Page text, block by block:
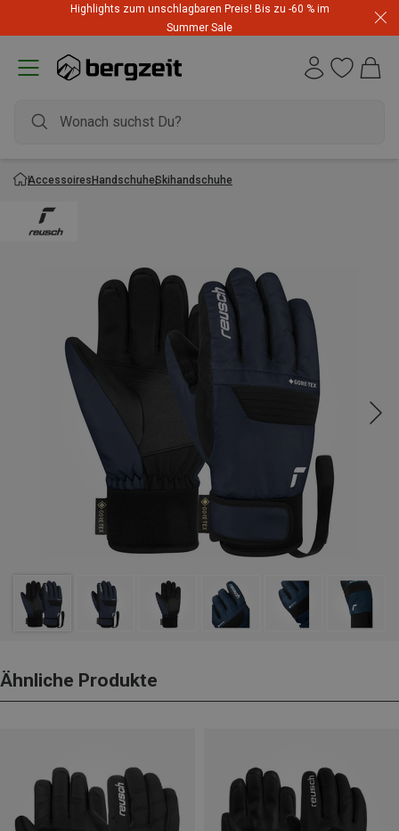
Highlights zum unschlagbaren Preis! Bis zu -60 % im
Summer Sale
AccessoiresHandschuheSkihandschuhe
Ähnliche Produkte